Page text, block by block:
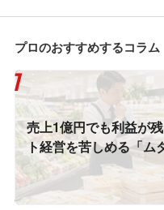
イヤー・社長が知るべき“伝達設
計”の基本原則
プロのおすすめするコラム
売上1億円でも利益が
ト経営を苦しめる「ム